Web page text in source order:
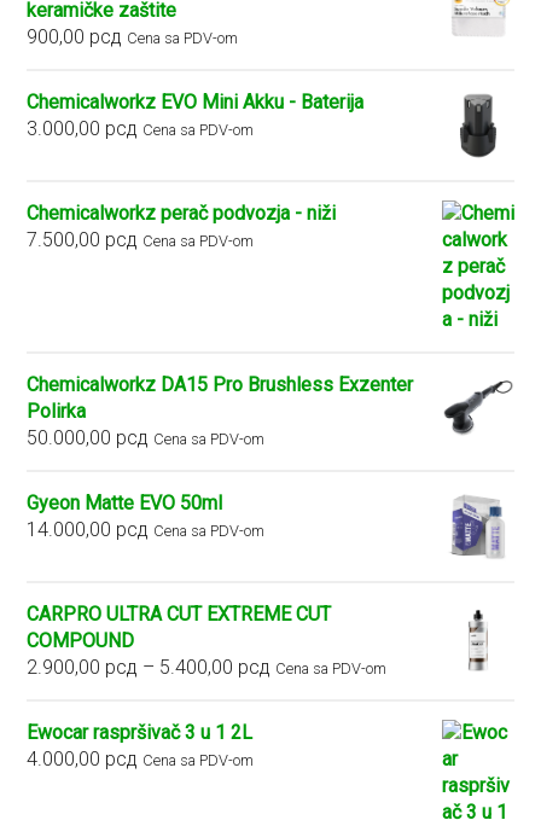
keramičke zaštite
900,00 рсд Cena sa PDV-om
Chemicalworkz EVO Mini Akku - Baterija
3.000,00 рсд Cena sa PDV-om
Chemicalworkz perač podvozja - niži
7.500,00 рсд Cena sa PDV-om
Chemicalworkz DA15 Pro Brushless Exzenter
Polirka
50.000,00 рсд Cena sa PDV-om
Gyeon Matte EVO 50ml
14.000,00 рсд Cena sa PDV-om
CARPRO ULTRA CUT EXTREME CUT
COMPOUND
2.900,00 рсд – 5.400,00 рсд Raspon
Cena sa PDV-om
Ewocar raspršivač 3 u 1 2L
4.000,00 рсд Cena sa PDV-om